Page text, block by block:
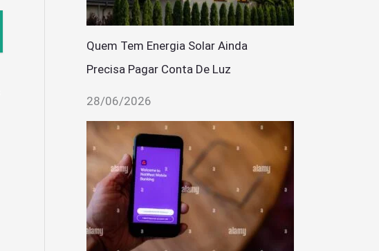
Quem Tem Energia Solar Ainda
Precisa Pagar Conta De Luz
28/06/2026